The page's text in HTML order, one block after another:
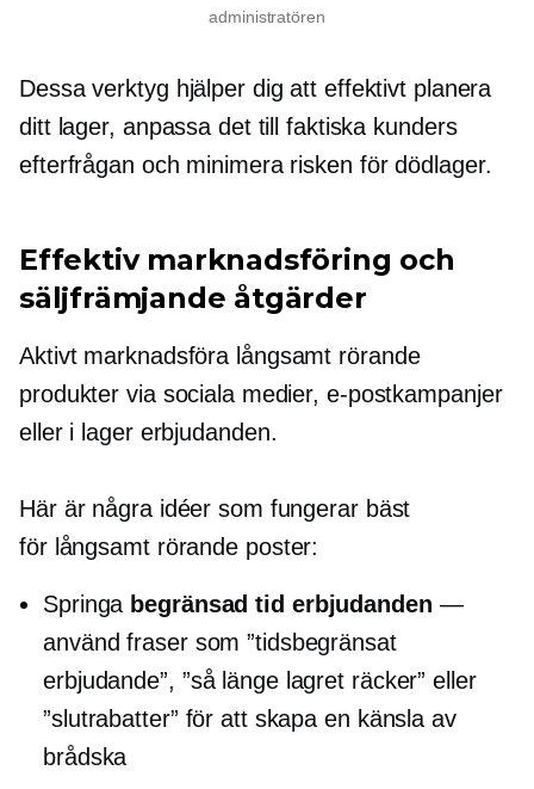
administratören
Dessa verktyg hjälper dig att effektivt planera
ditt lager, anpassa det till faktiska kunders
efterfrågan och minimera risken för dödlager.
Effektiv marknadsföring och
säljfrämjande åtgärder
Aktivt marknadsföra långsamt rörande
produkter via sociala medier, e-postkampanjer
eller i lagererbjudanden.
Här är några idéer som fungerar bäst
för långsamt rörande poster:
Springa begränsad tid erbjudanden —
använd fraser som ”tidsbegränsat
erbjudande”, ”så länge lagret räcker” eller
”slutrabatter” för att skapa en känsla av
brådska